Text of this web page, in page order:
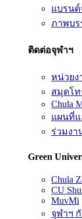
แบรนด์
ภาพบร
ติดต่อจุฬาฯ
หน่วยง
สมุดโ
Chula
แผนที่แ
ร่วมงา
Green
Chula
CU
MuvMi
จุฬาฯ